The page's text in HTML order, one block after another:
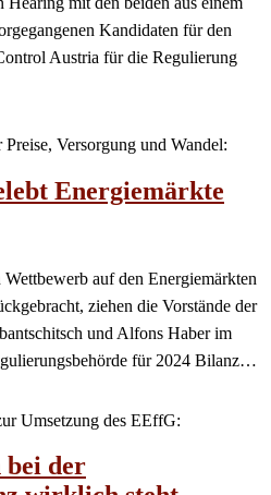
Kandidaten für den
Austria für die Regulierung
Versorgung und Wandel:
Energiemärkte
Wettbewerb auf den Energiemärkten
ziehen die Vorstände der
und Alfons Haber im
für 2024 Bilanz…
Umsetzung des EEffG:
bei der